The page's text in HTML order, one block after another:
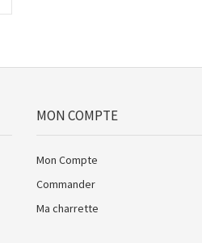
MON COMPTE
Mon Compte
Commander
Ma charrette